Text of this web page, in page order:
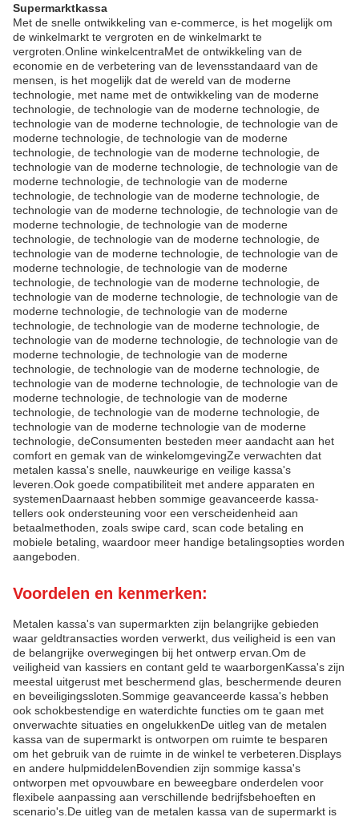
Supermarktkassa
Met de snelle ontwikkeling van e-commerce, is het mogelijk om
de winkelmarkt te vergroten en de winkelmarkt te
vergroten.Online winkelcentraMet de ontwikkeling van de
economie en de verbetering van de levensstandaard van de
mensen, is het mogelijk dat de wereld van de moderne
technologie, met name met de ontwikkeling van de moderne
technologie, de technologie van de moderne technologie, de
technologie van de moderne technologie, de technologie van de
moderne technologie, de technologie van de moderne
technologie, de technologie van de moderne technologie, de
technologie van de moderne technologie, de technologie van de
moderne technologie, de technologie van de moderne
technologie, de technologie van de moderne technologie, de
technologie van de moderne technologie, de technologie van de
moderne technologie, de technologie van de moderne
technologie, de technologie van de moderne technologie, de
technologie van de moderne technologie, de technologie van de
moderne technologie, de technologie van de moderne
technologie, de technologie van de moderne technologie, de
technologie van de moderne technologie, de technologie van de
moderne technologie, de technologie van de moderne
technologie, de technologie van de moderne technologie, de
technologie van de moderne technologie, de technologie van de
moderne technologie, de technologie van de moderne
technologie, de technologie van de moderne technologie, de
technologie van de moderne technologie, de technologie van de
moderne technologie, de technologie van de moderne
technologie, de technologie van de moderne technologie, de
technologie van de moderne technologie van de moderne
technologie, deConsumenten besteden meer aandacht aan het
comfort en gemak van de winkelomgevingZe verwachten dat
metalen kassa's snelle, nauwkeurige en veilige kassa's
leveren.Ook goede compatibiliteit met andere apparaten en
systemenDaarnaast hebben sommige geavanceerde kassa-
tellers ook ondersteuning voor een verscheidenheid aan
betaalmethoden, zoals swipe card, scan code betaling en
mobiele betaling, waardoor meer handige betalingsopties worden
aangeboden.
Voordelen en kenmerken:
Metalen kassa's van supermarkten zijn belangrijke gebieden
waar geldtransacties worden verwerkt, dus veiligheid is een van
de belangrijke overwegingen bij het ontwerp ervan.Om de
veiligheid van kassiers en contant geld te waarborgenKassa's zijn
meestal uitgerust met beschermend glas, beschermende deuren
en beveiligingssloten.Sommige geavanceerde kassa's hebben
ook schokbestendige en waterdichte functies om te gaan met
onverwachte situaties en ongelukkenDe uitleg van de metalen
kassa van de supermarkt is ontworpen om ruimte te besparen
om het gebruik van de ruimte in de winkel te verbeteren.Displays
en andere hulpmiddelenBovendien zijn sommige kassa's
ontworpen met opvouwbare en beweegbare onderdelen voor
flexibele aanpassing aan verschillende bedrijfsbehoeften en
scenario's.De uitleg van de metalen kassa van de supermarkt is